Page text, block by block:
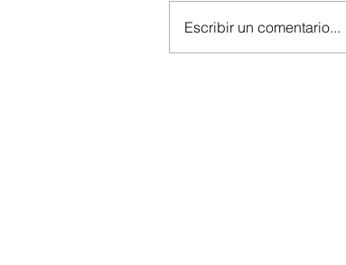
Escribir un comentario...